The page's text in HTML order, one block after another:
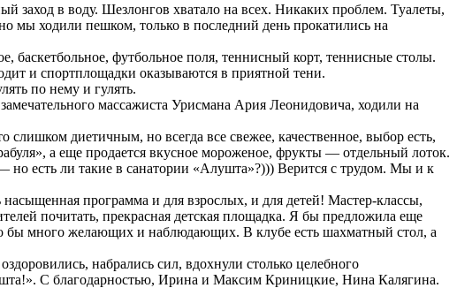
в воду. Шезлонгов хватало на всех. Никаких проблем. Туалеты,
мы ходили пешком, только в последний день прокатились на
футбольное поля, теннисный корт, теннисные столы.
и спортплощадки оказываются в приятной тени.
по нему и гулять.
массажиста Урисмана Ария Леонидовича, ходили на
диетичным, но всегда все свежее, качественное, выбор есть,
а еще продается вкусное мороженое, фрукты — отдельный лоток.
есть ли такие в санатории «Алушта»?))) Верится с трудом. Мы и к
программа и для взрослых, и для детей! Мастер-классы,
почитать, прекрасная детская площадка. Я бы предложила еще
много желающих и наблюдающих. В клубе есть шахматный стол, а
набрались сил, вдохнули столько целебного
С благодарностью, Ирина и Максим Криницкие, Нина Калягина.